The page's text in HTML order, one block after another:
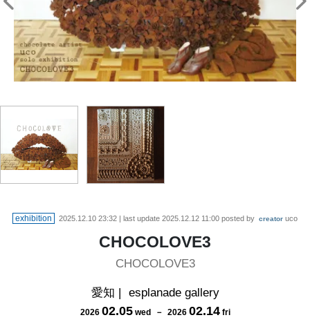
exhibition 2025.12.10 23:32 | last update 2025.12.12 11:00 posted by creator uco
CHOCOLOVE3
CHOCOLOVE3
愛知 | esplanade gallery
2026 02.05 wed－ 2026 02.14 fri